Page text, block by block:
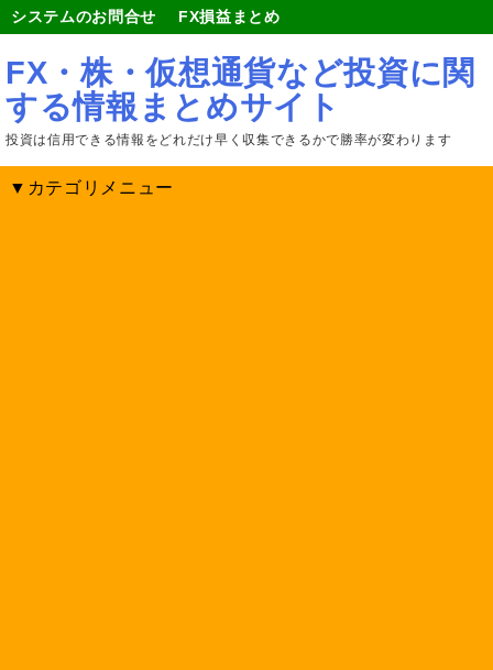
システムのお問合せ FX損益まとめ
FX・株・仮想通貨など投資に関
する情報まとめサイト
投資は信用できる情報をどれだけ早く収集できるかで勝率が変わります
▼カテゴリメニュー